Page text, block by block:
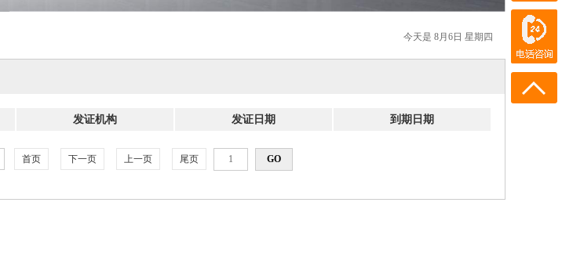
今天是 8月6日 星期四
发证机构 发证日期 到期日期
首页 下一页 上一页 尾页